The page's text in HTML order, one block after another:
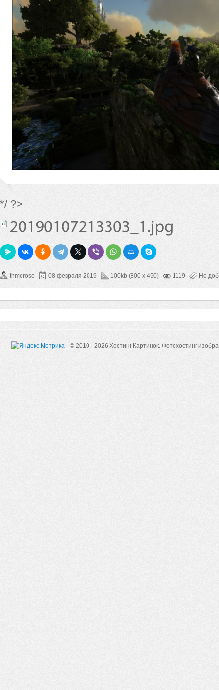
*/ ?>
thmorose 08 февраля 2019 100kb (800 x 450) 1119 Не
© 2010 - 2026 Хостинг Картинок. Фотохостинг